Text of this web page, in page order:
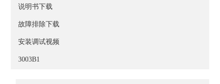
说明书下载
故障排除下载
安装调试视频
3003B1